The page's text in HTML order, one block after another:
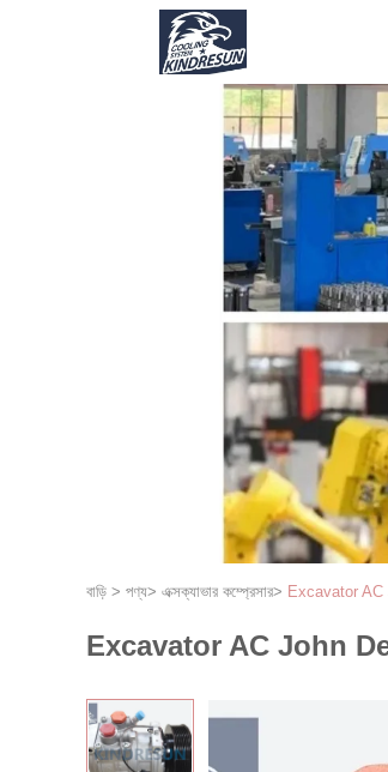
বাড়ি > পণ্য> এক্সক্যাভার কম্প্রেসার> Excavator AC
Excavator AC John